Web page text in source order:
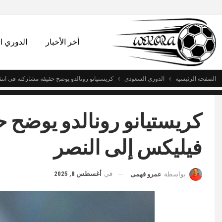
أخر الأخبار الدوري
الصفحة الرئيسية الدورى السعودي كريستيانو رونالدو يوضح حقيقة مشاركته في
كريستيانو رونالدو
فيليكس إلى النصر
بواسطة عمرو فهمى في أغسطس 8, 2025